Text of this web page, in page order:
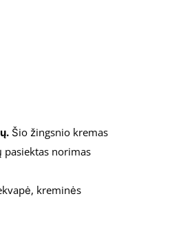
Šio žingsnio kremas
norimas
kreminės